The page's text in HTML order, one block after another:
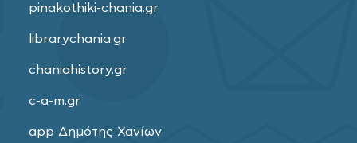
pinakothiki-chania.gr
librarychania.gr
chaniahistory.gr
c-a-m.gr
app Δημότης Χανίων